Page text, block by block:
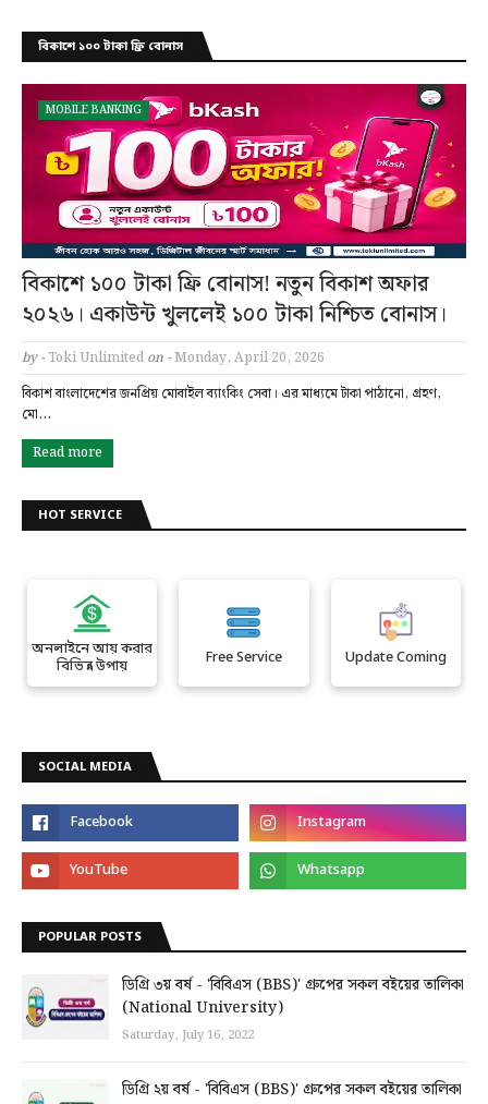
বিকাশে ১০০ টাকা ফ্রি বোনাস
MOBILE BANKING
বিকাশে ১০০ টাকা ফ্রি বোনাস! নতুন বিকাশ অফার
২০২৬। একাউন্ট খুললেই ১০০ টাকা নিশ্চিত বোনাস।
by - Toki Unlimited on -Monday, April 20, 2026
বিকাশ বাংলাদেশের জনপ্রিয় মোবাইল ব্যাংকিং সেবা। এর মাধ্যমে টাকা পাঠানো, গ্রহণ,
মো…
Read more
HOT SERVICE
অনলাইনে আয় করার
বিভিন্ন উপায়
Free Service Update Coming
SOCIAL MEDIA
POPULAR POSTS
ডিগ্রি ৩য় বর্ষ - 'বিবিএস (BBS)' গ্রুপের সকল বইয়ের তালিকা
(National University)
Saturday, July 16, 2022
ডিগ্রি ২য় বর্ষ - 'বিবিএস (BBS)' গ্রুপের সকল বইয়ের তালিকা